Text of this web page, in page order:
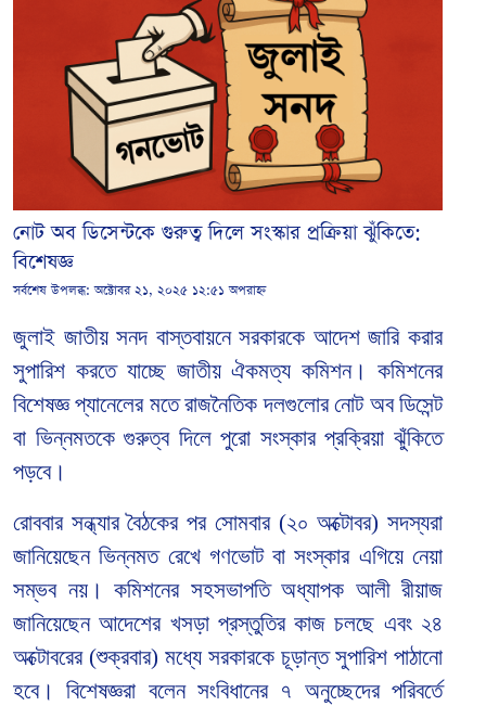
নোট অব ডিসেন্টকে গুরুত্ব দিলে সংস্কার প্রক্রিয়া ঝুঁকিতে:
বিশেষজ্ঞ
সর্বশেষ উপলব্ধ:অক্টোবর ২১, ২০২৫ ১২:৫১ অপরাহ্ন
জুলাই জাতীয় সনদ বাস্তবায়নে সরকারকে আদেশ জারি করার
সুপারিশ করতে যাচ্ছে জাতীয় ঐকমত্য কমিশন। কমিশনের
বিশেষজ্ঞ প্যানেলের মতে রাজনৈতিক দলগুলোর নোট অব ডিসেন্ট
বা ভিন্নমতকে গুরুত্ব দিলে পুরো সংস্কার প্রক্রিয়া ঝুঁকিতে
পড়বে।
রোববার সন্ধ্যার বৈঠকের পর সোমবার (২০ অক্টোবর) সদস্যরা
জানিয়েছেন ভিন্নমত রেখে গণভোট বা সংস্কার এগিয়ে নেয়া
সম্ভব নয়। কমিশনের সহসভাপতি অধ্যাপক আলী রীয়াজ
জানিয়েছেন আদেশের খসড়া প্রস্তুতির কাজ চলছে এবং ২৪
অক্টোবরের (শুক্রবার) মধ্যে সরকারকে চূড়ান্ত সুপারিশ পাঠানো
হবে। বিশেষজ্ঞরা বলেন সংবিধানের ৭ অনুচ্ছেদের পরিবর্তে